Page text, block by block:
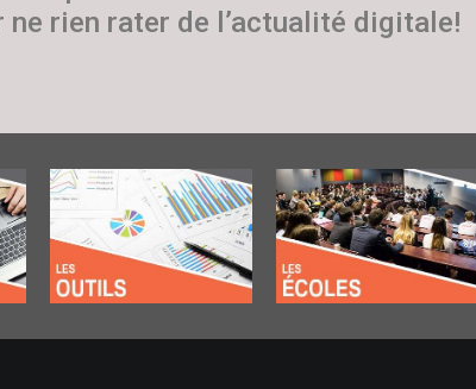
rien rater de l’actualité digitale!